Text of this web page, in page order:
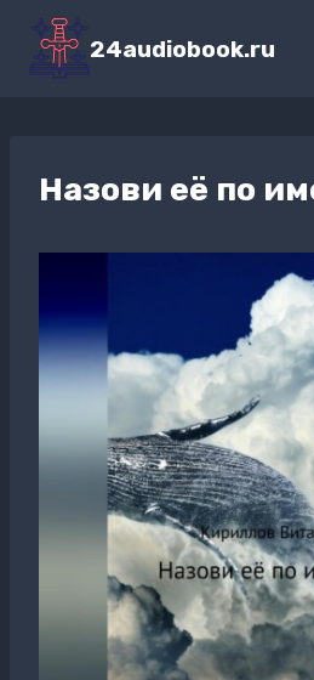
Перейти
содержимому
24audiobook.ru
Назови её по